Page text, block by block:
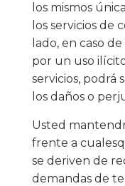
los mismos
los servicios de
lado, en caso
por un uso
servicios, podrá
los daños o
Usted
frente a
se deriven de
demandas de